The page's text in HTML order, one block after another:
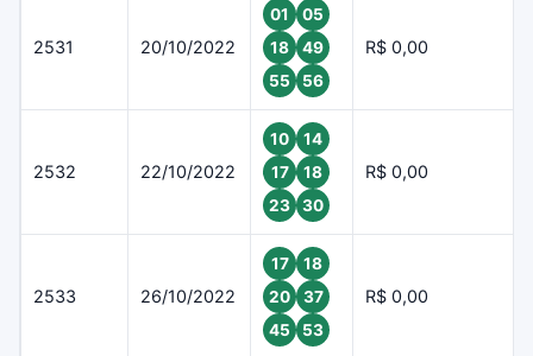
2531 20/10/2022
01
05
18
49
55
56
R$ 0,00
2532 22/10/2022
10
14
17
18
23
30
R$ 0,00
2533 26/10/2022
17
18
20
37
45
53
R$ 0,00